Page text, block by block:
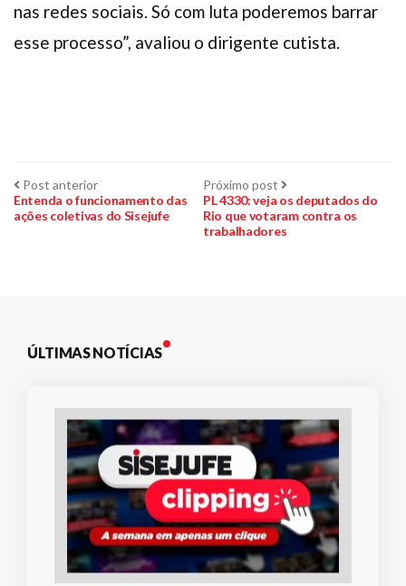
nas redes sociais. Só com luta poderemos barrar
esse processo”, avaliou o dirigente cutista.
Navegação
de
Post anteriorPost
anterior:
Entenda o funcionamento das
ações coletivas do Sisejufe
Próximo post Próximo
post:
PL 4330: veja os deputados do
Rio que votaram contra os
trabalhadores
ÚLTIMAS NOTÍCIAS